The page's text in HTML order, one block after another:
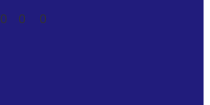
0 0 0